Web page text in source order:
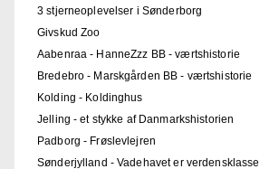
3 stjerneoplevelser i Sønderborg
Givskud Zoo
Aabenraa - HanneZzz BB - værtshistorie
Bredebro - Marskgården BB - værtshistorie
Kolding - Koldinghus
Jelling - et stykke af Danmarkshistorien
Padborg - Frøslevlejren
Sønderjylland - Vadehavet er verdensklasse